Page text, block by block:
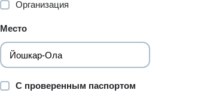
Организация
Место
С проверенным паспортом